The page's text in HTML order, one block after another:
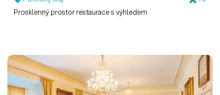
Prosklenný prostor restaurace s výhledem